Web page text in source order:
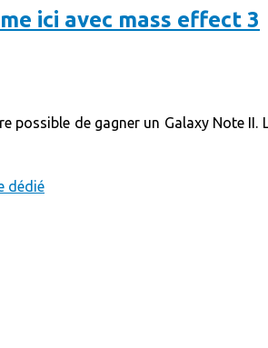
possible de gagner un Galaxy Note II.
dédié